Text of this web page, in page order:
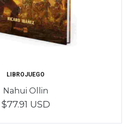
LIBROJUEGO
Nahui Ollin
$77.91 USD